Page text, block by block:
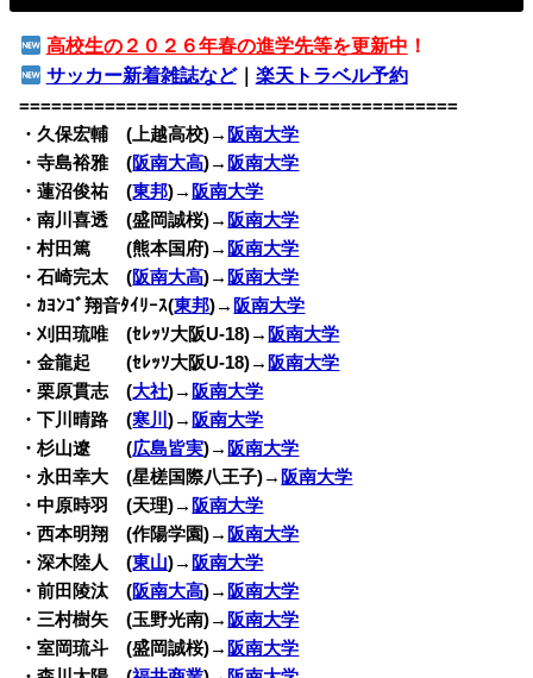
高校生の２０２６年春の進学先等を更新中 ！
サッカー新着雑誌など｜ 楽天トラベル予約
=========================================
・久保宏輔 (上越高校)→ 阪南大学
・寺島裕雅 (阪南大高)→ 阪南大学
・蓮沼俊祐 (東邦)→ 阪南大学
・南川喜透 (盛岡誠桜)→ 阪南大学
・村田篤 (熊本国府)→ 阪南大学
・石崎完太 (阪南大高)→ 阪南大学
・ｶﾖﾝｺﾞ翔音ﾀｲﾘｰｽ(東邦)→ 阪南大学
・刈田琉唯 (ｾﾚｯｿ大阪U-18)→ 阪南大学
・金龍起 (ｾﾚｯｿ大阪U-18)→ 阪南大学
・栗原貫志 (大社)→ 阪南大学
・下川晴路 (寒川)→ 阪南大学
・杉山遼 (広島皆実)→ 阪南大学
・永田幸大 (星槎国際八王子)→ 阪南大学
・中原時羽 (天理)→ 阪南大学
・西本明翔 (作陽学園)→ 阪南大学
・深木陸人 (東山)→ 阪南大学
・前田陵汰 (阪南大高)→ 阪南大学
・三村樹矢 (玉野光南)→ 阪南大学
・室岡琉斗 (盛岡誠桜)→ 阪南大学